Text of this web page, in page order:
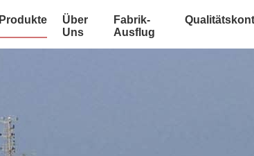
Produkte
Über
Uns
Fabrik-
Ausflug